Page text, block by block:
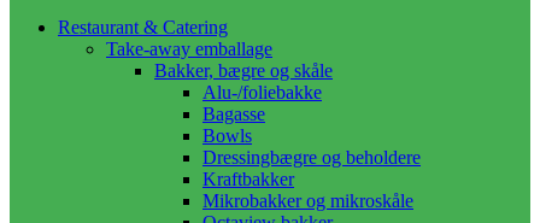
Restaurant & Catering
Take-away emballage
Bakker, bægre og skåle
Alu-/foliebakke
Bagasse
Bowls
Dressingbægre og beholdere
Kraftbakker
Mikrobakker og mikroskåle